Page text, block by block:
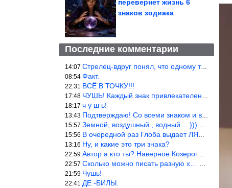
перевернет жизнь 6
знаков зодиака
Последние комментарии
14:07 Стрелец-вдруг понял, что одному то и жить легче.
08:54 Факт.
22:31 ВСЁ В ТОЧКУ!!!
17:48 ЧУШЬ! Каждый знак привлекателен! И среди Весов, Близнецов встреч
18:17 ч у ш ь!
13:43 Подтверждаю! Со всеми знаком и все одиноки и Я )))
15:57 Земной, воздушный., водный… ))) выбери сам трех из 9 )))
15:56 В очередной раз Глоба выдает ЛЯП! А корректоры, редакторы пропус
13:16 Ну, и какие это три знака?
22:59 Автор а кто ты? Наверное Козерог… Рога жена Рыба наставила ))
22:57 Сколько можно писать разную х… йню? Автор что то обкурился?
21:59 Чушь!
22:41 ДЕ -БИЛЫ.